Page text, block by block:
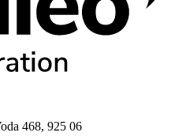
468, 925 06